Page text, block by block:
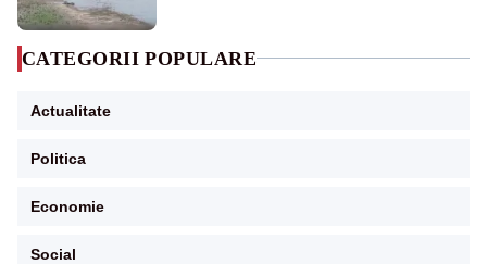
CATEGORII POPULARE
Actualitate
Politica
Economie
Social